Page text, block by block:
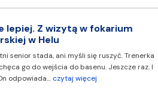
lepiej. Z wizytą w fokarium
w Helu
senior stada, ani myśli się ruszyć. Trenerka
go do wejścia do basenu. Jeszcze raz. I
odpowiada… czytaj więcej